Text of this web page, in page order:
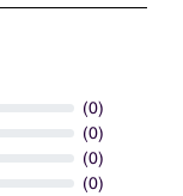
(0)
(0)
(0)
(0)